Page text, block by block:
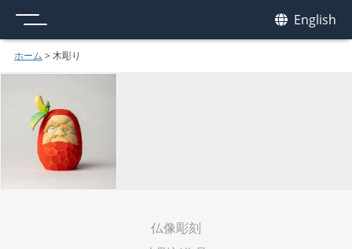
English
ホーム > 木彫り
仏像彫刻